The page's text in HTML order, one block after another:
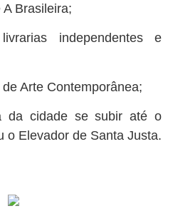
Brasileira;
independentes e
Arte Contemporânea;
da cidade se subir até o
o Elevador de Santa Justa.